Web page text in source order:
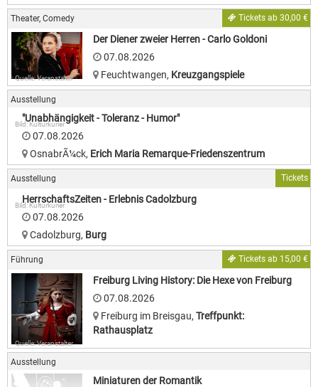
Theater, Comedy Tickets ab 30,00 €
Quelle: Veranstalter
Der Diener zweier Herren - Carlo Goldoni
07.08.2026
Feuchtwangen, Kreuzgangspiele
Ausstellung
Bild: Kulturkurier
"Unabhängigkeit - Toleranz - Humor"
07.08.2026
OsnabrÃ¼ck, Erich Maria Remarque-Friedenszentrum
Ausstellung Tickets
Bild: Kulturkurier
HerrschaftsZeiten - Erlebnis Cadolzburg
07.08.2026
Cadolzburg, Burg
Führung Tickets ab 15,00 €
Quelle: Veranstalter
Freiburg Living History: Die Hexe von Freiburg
07.08.2026
Freiburg im Breisgau, Treffpunkt:
Rathausplatz
Ausstellung
Miniaturen der Romantik